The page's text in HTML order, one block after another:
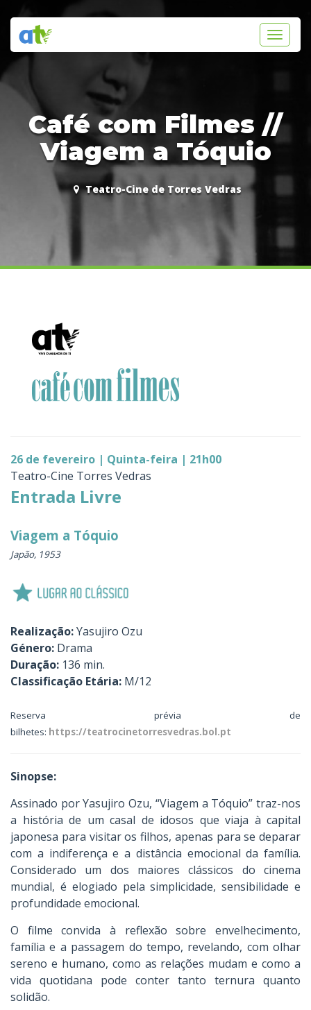
Toggle
Café com Filmes //
Viagem a Tóquio
Teatro-Cine de Torres Vedras
26 de fevereiro | Quinta-feira | 21h00
Teatro-Cine Torres Vedras
Entrada Livre
Viagem a Tóquio
Japão, 1953
Realização:Yasujiro Ozu
Género: Drama
Duração: 136 min.
Classificação Etária: M/12
Reserva prévia de
bilhetes: https://teatrocinetorresvedras.bol.pt
Sinopse:
Assinado por Yasujiro Ozu, “Viagem a Tóquio” traz-nos
a história de um casal de idosos que viaja à capital
japonesa para visitar os filhos, apenas para se deparar
com a indiferença e a distância emocional da família.
Considerado um dos maiores clássicos do cinema
mundial, é elogiado pela simplicidade, sensibilidade e
profundidade emocional.
O filme convida à reflexão sobre envelhecimento,
família e a passagem do tempo, revelando, com olhar
sereno e humano, como as relações mudam e como a
vida quotidana pode conter tanto ternura quanto
solidão.